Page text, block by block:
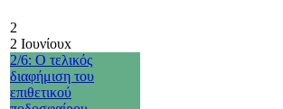
2
2 Ιουνίουx
2/6: Ο τελικός
διαφήμιση του
επιθετικού